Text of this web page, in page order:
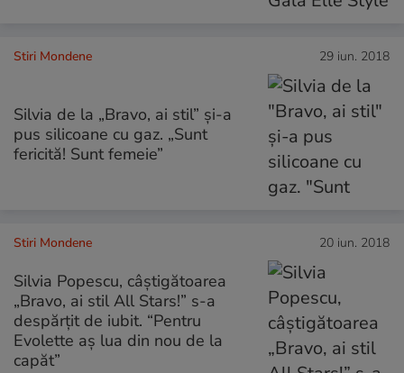
Stiri Mondene 29 iun. 2018
Silvia de la „Bravo, ai stil” și-a
pus silicoane cu gaz. „Sunt
fericită! Sunt femeie”
Stiri Mondene 20 iun. 2018
Silvia Popescu, câştigătoarea
„Bravo, ai stil All Stars!” s-a
despărțit de iubit. “Pentru
Evolette aş lua din nou de la
capăt”